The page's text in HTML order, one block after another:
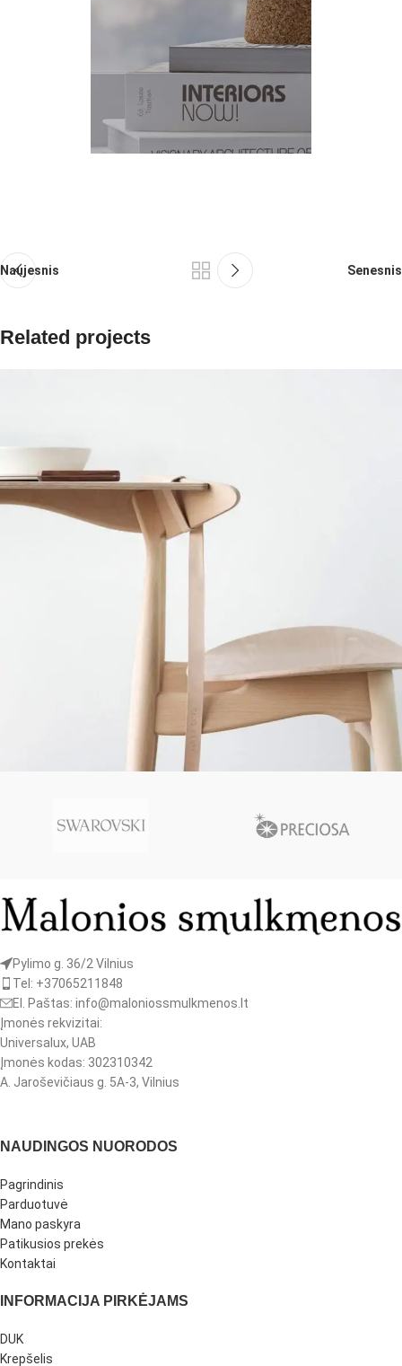
Naujesnis Senesnis
Related projects
Pylimo g. 36/2 Vilnius
Tel: +37065211848
El. Paštas: info@maloniossmulkmenos.lt
Įmonės rekvizitai:
Universalux, UAB
Įmonės kodas: 302310342
A. Jaroševičiaus g. 5A-3, Vilnius
NAUDINGOS NUORODOS
Pagrindinis
Parduotuvė
Mano paskyra
Patikusios prekės
Kontaktai
INFORMACIJA PIRKĖJAMS
DUK
Krepšelis